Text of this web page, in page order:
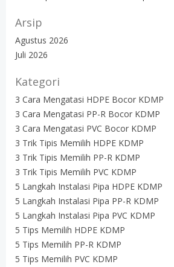
Arsip
Agustus 2026
Juli 2026
Kategori
3 Cara Mengatasi HDPE Bocor KDMP
3 Cara Mengatasi PP-R Bocor KDMP
3 Cara Mengatasi PVC Bocor KDMP
3 Trik Tipis Memilih HDPE KDMP
3 Trik Tipis Memilih PP-R KDMP
3 Trik Tipis Memilih PVC KDMP
5 Langkah Instalasi Pipa HDPE KDMP
5 Langkah Instalasi Pipa PP-R KDMP
5 Langkah Instalasi Pipa PVC KDMP
5 Tips Memilih HDPE KDMP
5 Tips Memilih PP-R KDMP
5 Tips Memilih PVC KDMP